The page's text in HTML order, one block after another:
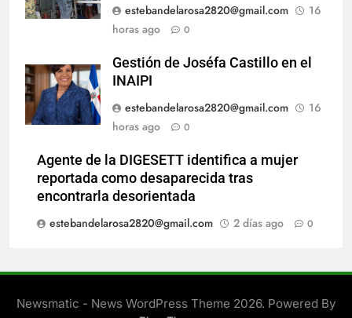
estebandelarosa2820@gmail.com
16
horas ago
0
Gestión de Joséfa Castillo en el
INAIPI
estebandelarosa2820@gmail.com
16
horas ago
0
Agente de la DIGESETT identifica a mujer
reportada como desaparecida tras
encontrarla desorientada
estebandelarosa2820@gmail.com
2 días ago 0
Newsmatic - News WordPress Theme 2026. Powered By